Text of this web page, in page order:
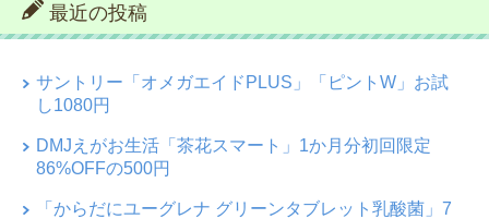
最近の投稿
サントリー「オメガエイドPLUS」「ピントW」お試
し1080円
DMJえがお生活「茶花スマート」1か月分初回限定
86%OFFの500円
「からだにユーグレナ グリーンタブレット乳酸菌」7